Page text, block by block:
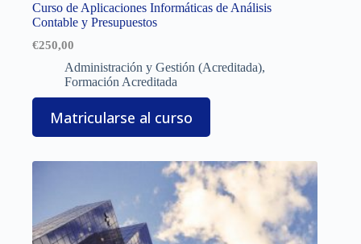
Curso de Aplicaciones Informáticas de Análisis
Contable y Presupuestos
€250,00
Administración y Gestión (Acreditada),
Formación Acreditada
Matricularse al curso